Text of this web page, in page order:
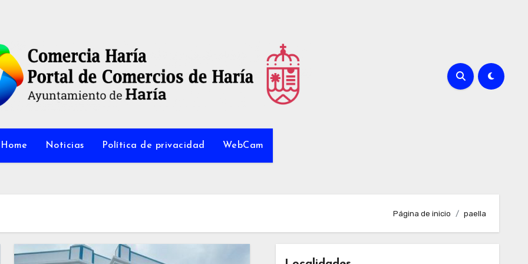
Home Noticias Política de privacidad WebCam
Página de inicio paella